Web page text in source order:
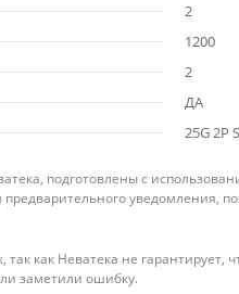
2
1200
2
ДА
25G 2P
подготовлены с
как Неватека не
заметили ошибку.